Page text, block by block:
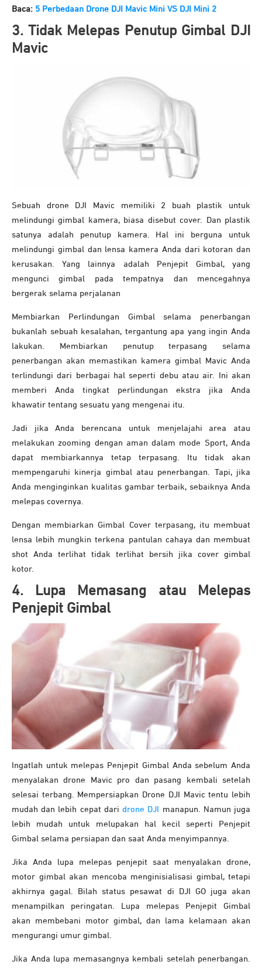
Baca: 5 Perbedaan Drone DJI Mavic Mini VS DJI Mini 2
3. Tidak Melepas Penutup Gimbal DJI
Mavic
Sebuah drone DJI Mavic memiliki 2 buah plastik untuk
melindungi gimbal kamera, biasa disebut cover. Dan plastik
satunya adalah penutup kamera. Hal ini berguna untuk
melindungi gimbal dan lensa kamera Anda dari kotoran dan
kerusakan. Yang lainnya adalah Penjepit Gimbal, yang
mengunci gimbal pada tempatnya dan mencegahnya
bergerak selama perjalanan
Membiarkan Perlindungan Gimbal selama penerbangan
bukanlah sebuah kesalahan, tergantung apa yang ingin Anda
lakukan. Membiarkan penutup terpasang selama
penerbangan akan memastikan kamera gimbal Mavic Anda
terlindungi dari berbagai hal seperti debu atau air. Ini akan
memberi Anda tingkat perlindungan ekstra jika Anda
khawatir tentang sesuatu yang mengenai itu.
Jadi jika Anda berencana untuk menjelajahi area atau
melakukan zooming dengan aman dalam mode Sport, Anda
dapat membiarkannya tetap terpasang. Itu tidak akan
mempengaruhi kinerja gimbal atau penerbangan. Tapi, jika
Anda menginginkan kualitas gambar terbaik, sebaiknya Anda
melepas covernya.
Dengan membiarkan Gimbal Cover terpasang, itu membuat
lensa lebih mungkin terkena pantulan cahaya dan membuat
shot Anda terlihat tidak terlihat bersih jika cover gimbal
kotor.
4. Lupa Memasang atau Melepas
Penjepit Gimbal
Ingatlah untuk melepas Penjepit Gimbal Anda sebelum Anda
menyalakan drone Mavic pro dan pasang kembali setelah
selesai terbang. Mempersiapkan Drone DJI Mavic tentu lebih
mudah dan lebih cepat daridrone DJI manapun. Namun juga
lebih mudah untuk melupakan hal kecil seperti Penjepit
Gimbal selama persiapan dan saat Anda menyimpannya.
Jika Anda lupa melepas penjepit saat menyalakan drone,
motor gimbal akan mencoba menginisialisasi gimbal, tetapi
akhirnya gagal. Bilah status pesawat di DJI GO juga akan
menampilkan peringatan. Lupa melepas Penjepit Gimbal
akan membebani motor gimbal, dan lama kelamaan akan
mengurangi umur gimbal.
Jika Anda lupa memasangnya kembali setelah penerbangan.